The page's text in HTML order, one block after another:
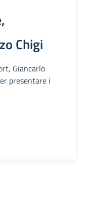
Chigi
Giancarlo
presentare i